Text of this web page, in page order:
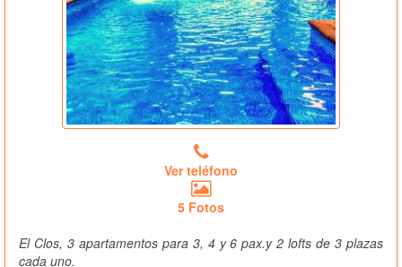
Ver teléfono
5 Fotos
El Clos, 3 apartamentos para 3, 4 y 6 pax.y 2 lofts de 3 plazas
cada uno.